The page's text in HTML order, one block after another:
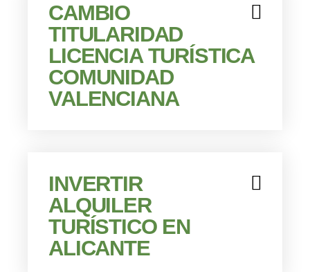
CAMBIO
TITULARIDAD
LICENCIA TURÍSTICA
COMUNIDAD
VALENCIANA
INVERTIR
ALQUILER
TURÍSTICO EN
ALICANTE